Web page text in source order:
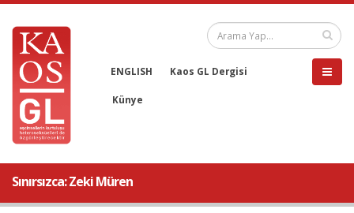
ENGLISH Kaos GL Dergisi
Künye
Sınırsızca: Zeki Müren